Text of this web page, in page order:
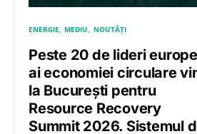
ENERGIE MEDIU NOUTĂȚI
Peste 20 de lideri
ai economiei circulare
la București pentru
Resource Recovery
Summit 2026. Sistemul